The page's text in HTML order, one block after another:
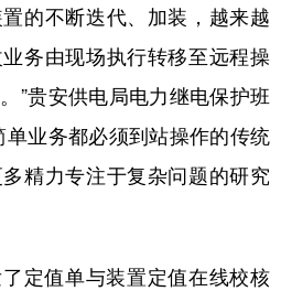
的不断迭代、加装，越来越
务由现场执行转移至远程操
”贵安供电局电力继电保护班
业务都必须到站操作的传统
精力专注于复杂问题的研究
值单与装置定值在线校核